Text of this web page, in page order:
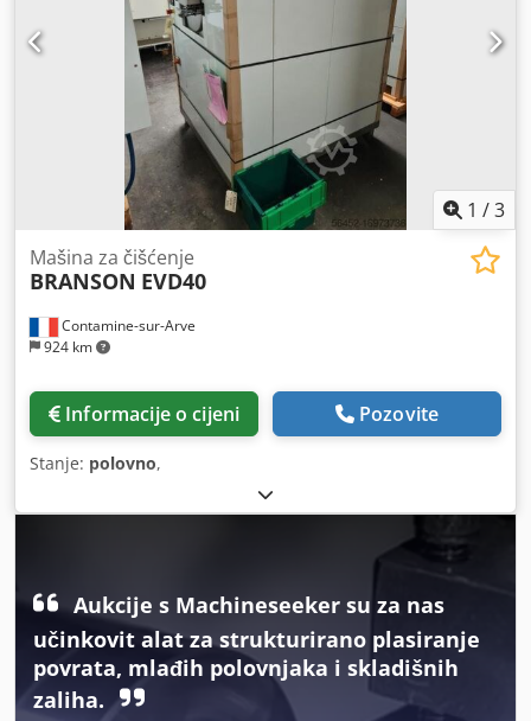
1 /3
Contamine-sur-Arve
924 km
Mašina za čišćenje
BRANSON EVD40
Informacije o cijeni Pozovite
Stanje: polovno,
Aukcije s Machineseeker su za nas
učinkovit alat za strukturirano plasiranje
povrata, mlađih polovnjaka i skladišnih
zaliha.